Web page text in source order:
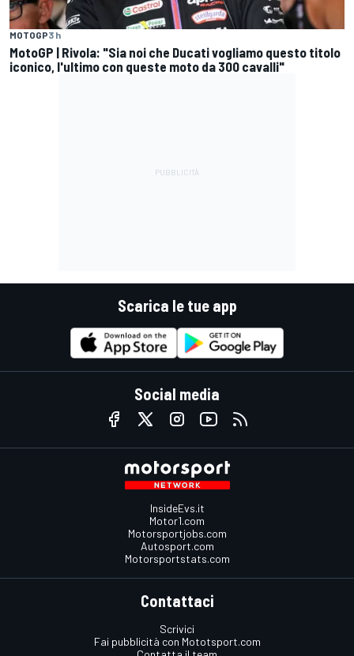
MOTOGP3 h
MotoGP | Rivola: "Sia noi che Ducati vogliamo questo titolo
iconico, l'ultimo con queste moto da 300 cavalli"
Scarica le tue app
Social media
InsideEvs.it
Motor1.com
Motorsportjobs.com
Autosport.com
Motorsportstats.com
Contattaci
Scrivici
Fai pubblicità con Mototsport.com